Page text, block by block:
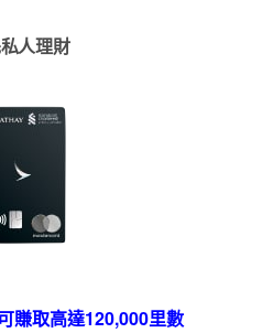
人理財
賺取高達120,000里數